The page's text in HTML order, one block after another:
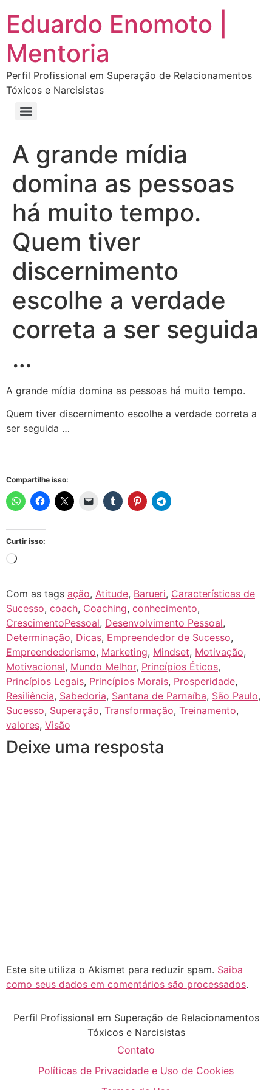
Eduardo Enomoto |
Mentoria
Perfil Profissional em Superação de Relacionamentos
Tóxicos e Narcisistas
A grande mídia
domina as pessoas
há muito tempo.
Quem tiver
discernimento
escolhe a verdade
correta a ser seguida
…
A grande mídia domina as pessoas há muito tempo.
Quem tiver discernimento escolhe a verdade correta a
ser seguida …
Compartilhe isso:
Curtir isso:
Com as tags ação, Atitude, Barueri, Características de
Sucesso, coach, Coaching, conhecimento,
CrescimentoPessoal, Desenvolvimento Pessoal,
Determinação, Dicas, Empreendedor de Sucesso,
Empreendedorismo, Marketing, Mindset, Motivação,
Motivacional, Mundo Melhor, Princípios Éticos,
Princípios Legais, Princípios Morais, Prosperidade,
Resiliência, Sabedoria, Santana de Parnaíba, São Paulo,
Sucesso, Superação, Transformação, Treinamento,
valores, Visão
Deixe uma resposta
Este site utiliza o Akismet para reduzir spam. Saiba
como seus dados em comentários são processados.
Perfil Profissional em Superação de Relacionamentos
Tóxicos e Narcisistas
Contato
Políticas de Privacidade e Uso de Cookies